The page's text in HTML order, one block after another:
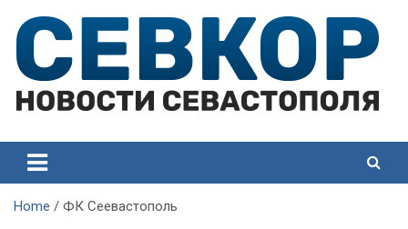
content
Севастополя
Севастополя
Home ФК Сеевастополь